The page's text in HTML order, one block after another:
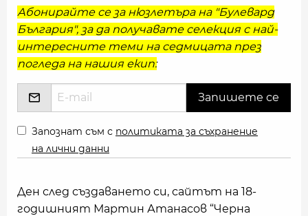
Абонирайте се за нюзлетъра на "Булевард
България", за да получавате селекция с най-
интересните теми на седмицата през
погледа на нашия екип:
Запознат съм с политиката за съхранение
на лични данни
Ден след създаването си, сайтът на 18-
годишният Мартин Атанасов “Черна